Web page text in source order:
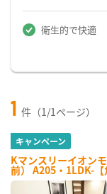
衛生的で快適
1 件（1/1ページ）
キャンペーン
Kマンスリーイオン
前） A205・1LDK-